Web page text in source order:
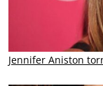
Jennifer Aniston